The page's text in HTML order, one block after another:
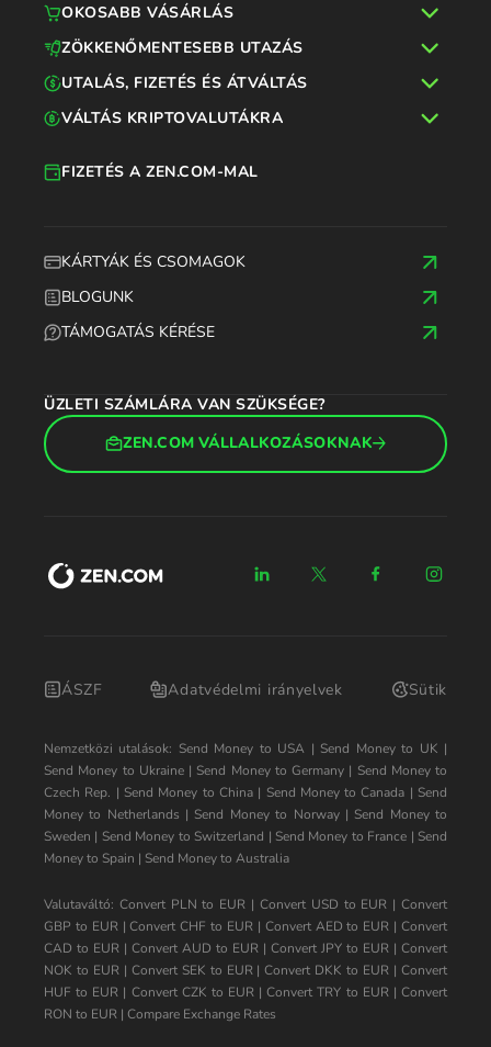
KÁRTYÁK ÉS CSOMAGOK
BLOGUNK
TÁMOGATÁS KÉRÉSE
FIZETÉS A ZEN.COM-MAL
ÜZLETI SZÁMLÁRA VAN SZÜKSÉGE?
ZEN.COM VÁLLALKOZÁSOKNAK
OKOSABB VÁSÁRLÁS
ZÖKKENŐMENTESEBB UTAZÁS
UTALÁS, FIZETÉS ÉS ÁTVÁLTÁS
VÁLTÁS KRIPTOVALUTÁKRA
ÁSZF Adatvédelmi irányelvek Sütik
Nemzetközi utalások: Send Money to USA | Send Money to UK |
Send Money to Ukraine| Send Money to Germany | Send Money to
Czech Rep. | Send Money to China| Send Money to Canada | Send
Money to Netherlands | Send Money to Norway| Send Money to
Sweden | Send Money to Switzerland | Send Money to France | Send
Money to Spain | Send Money to Australia
Valutaváltó: Convert PLN to EUR | Convert USD to EUR |Convert
GBP to EUR|Convert CHF to EUR | Convert AED to EUR |Convert
CAD to EUR | Convert AUD to EUR | Convert JPY to EUR | Convert
NOK to EUR| Convert SEK to EUR|Convert DKK to EUR |Convert
HUF to EUR | Convert CZK to EUR |Convert TRY to EUR|Convert
RON to EUR | Compare Exchange Rates